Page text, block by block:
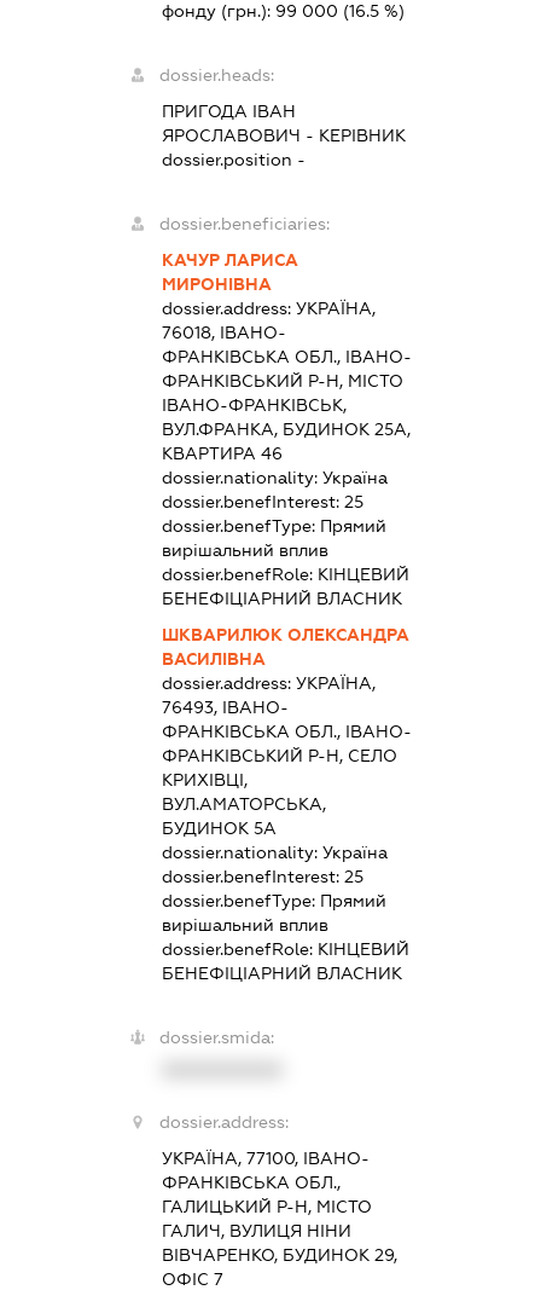
фонду (грн.): 99 000 (16.5 %)
dossier.heads:
ПРИГОДА ІВАН
ЯРОСЛАВОВИЧ - КЕРІВНИК
dossier.position -
dossier.beneficiaries:
КАЧУР ЛАРИСА
МИРОНІВНА
dossier.address:УКРАЇНА,
76018, ІВАНО-
ФРАНКІВСЬКА ОБЛ., ІВАНО-
ФРАНКІВСЬКИЙ Р-Н, МІСТО
ІВАНО-ФРАНКІВСЬК,
ВУЛ.ФРАНКА, БУДИНОК 25А,
КВАРТИРА 46
dossier.nationality:Україна
dossier.benefInterest:25
dossier.benefType: Прямий
вирішальний вплив
dossier.benefRole: КІНЦЕВИЙ
БЕНЕФІЦІАРНИЙ ВЛАСНИК
ШКВАРИЛЮК ОЛЕКСАНДРА
ВАСИЛІВНА
dossier.address:УКРАЇНА,
76493, ІВАНО-
ФРАНКІВСЬКА ОБЛ., ІВАНО-
ФРАНКІВСЬКИЙ Р-Н, СЕЛО
КРИХІВЦІ,
ВУЛ.АМАТОРСЬКА,
БУДИНОК 5А
dossier.nationality:Україна
dossier.benefInterest:25
dossier.benefType: Прямий
вирішальний вплив
dossier.benefRole: КІНЦЕВИЙ
БЕНЕФІЦІАРНИЙ ВЛАСНИК
dossier.smida:
dossier.address:
УКРАЇНА, 77100, ІВАНО-
ФРАНКІВСЬКА ОБЛ.,
ГАЛИЦЬКИЙ Р-Н, МІСТО
ГАЛИЧ, ВУЛИЦЯ НІНИ
ВІВЧАРЕНКО, БУДИНОК 29,
ОФІС 7